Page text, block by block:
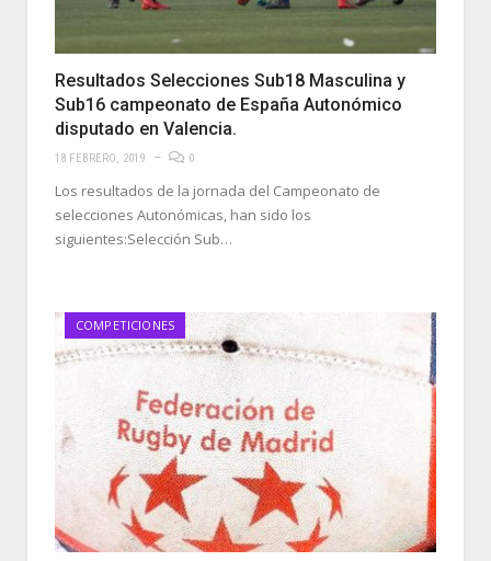
Resultados Selecciones Sub18 Masculina y
Sub16 campeonato de España Autonómico
disputado en Valencia.
18 FEBRERO, 2019 0
Los resultados de la jornada del Campeonato de
selecciones Autonómicas, han sido los
siguientes:Selección Sub…
COMPETICIONES